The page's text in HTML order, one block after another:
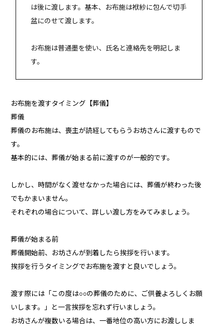
は後に渡します。基本、お布施は袱紗に包んで切手
盆にのせて渡します。
お布施は普通墨を使い、氏名と連絡先を明記しま
す。
お布施を渡すタイミング【葬儀】
葬儀
葬儀のお布施は、喪主が読経してもらうお坊さんに渡すもので
す。
基本的には、葬儀が始まる前に渡すのが一般的です。
しかし、時間がなく渡せなかった場合には、葬儀が終わった後
でもかまいません。
それぞれの場合について、詳しい渡し方をみてみましょう。
葬儀が始まる前
葬儀開始前、お坊さんが到着したら挨拶を行います。
挨拶を行うタイミングでお布施を渡すと良いでしょう。
渡す際には「この度は○○の葬儀のために、ご供養よろしくお願
いします。」と一言挨拶を忘れず行いましょう。
お坊さんが複数いる場合は、一番地位の高い方にお渡ししま